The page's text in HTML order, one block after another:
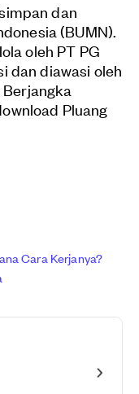
dan
(BUMN).
oleh PT PG
dan diawasi oleh
Pluang
Cara Kerjanya?